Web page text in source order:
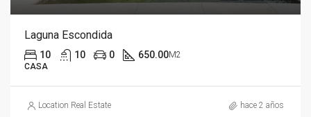
Laguna Escondida
10 10 0 650.00M2
CASA
Location Real Estate hace 2 años